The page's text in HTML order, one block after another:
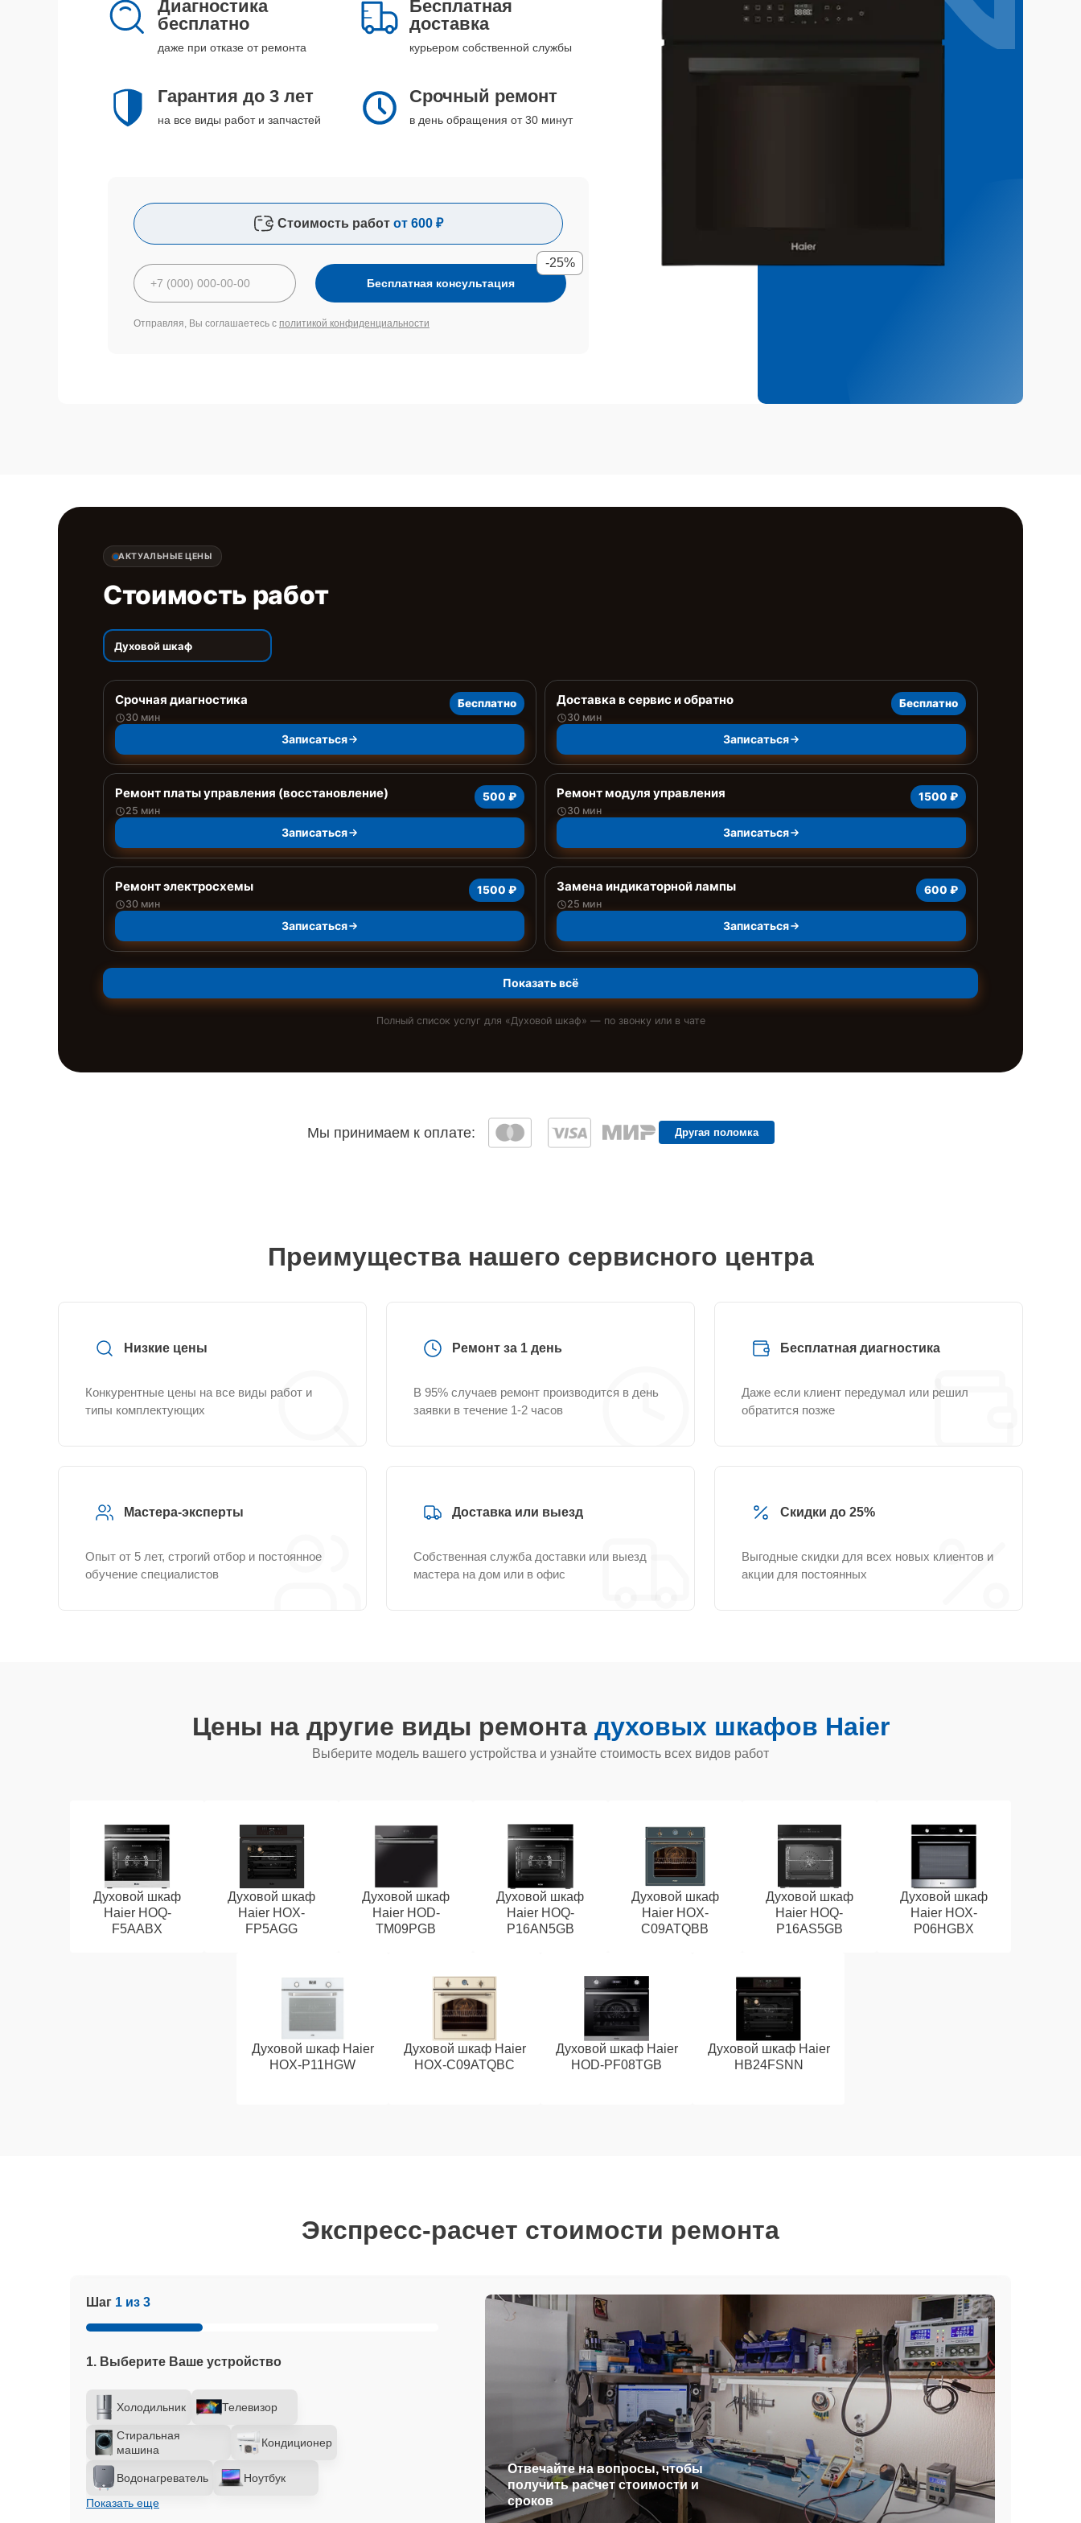
Диагностика
бесплатно
даже при отказе от ремонта
Бесплатная
доставка
курьером собственной службы
Гарантия до 3 лет
на все виды работ и запчастей
Срочный ремонт
в день обращения от 30 минут
Стоимость работ от 600 ₽
Бесплатная консультация
-25%
Отправляя, Вы соглашаетесь с политикой конфиденциальности
АКТУАЛЬНЫЕ ЦЕНЫ
Стоимость работ
Духовой шкаф
Срочная диагностика
30 мин
Бесплатно
Записаться
Доставка в сервис и обратно
30 мин
Бесплатно
Записаться
Ремонт платы управления (восстановление)
25 мин
500 ₽
Записаться
Ремонт модуля управления
30 мин
1500 ₽
Записаться
Ремонт электросхемы
30 мин
1500 ₽
Записаться
Замена индикаторной лампы
25 мин
600 ₽
Записаться
Показать всё
Полный список услуг для «Духовой шкаф» — по звонку или в чате
Мы принимаем к оплате: Другая поломка
Преимущества нашего сервисного центра
Низкие цены
Конкурентные цены на все виды работ и
типы комплектующих
Ремонт за 1 день
В 95% случаев ремонт производится в день
заявки в течение 1-2 часов
Бесплатная диагностика
Даже если клиент передумал или решил
обратится позже
Мастера-эксперты
Опыт от 5 лет, строгий отбор и постоянное
обучение специалистов
Доставка или выезд
Собственная служба доставки или выезд
мастера на дом или в офис
Скидки до 25%
Выгодные скидки для всех новых клиентов и
акции для постоянных
Цены на другие виды ремонта духовых шкафов Haier
Выберите модель вашего устройства и узнайте стоимость всех видов работ
Духовой шкаф
Haier HOQ-
F5AABX
Духовой шкаф
Haier HOX-
FP5AGG
Духовой шкаф
Haier HOD-
TM09PGB
Духовой шкаф
Haier HOQ-
P16AN5GB
Духовой шкаф
Haier HOX-
C09ATQBB
Духовой шкаф
Haier HOQ-
P16AS5GB
Духовой шкаф
Haier HOX-
P06HGBX
Духовой шкаф Haier
HOX-P11HGW
Духовой шкаф Haier
HOX-C09ATQBC
Духовой шкаф Haier
HOD-PF08TGB
Духовой шкаф Haier
HB24FSNN
Экспресс-расчет стоимости ремонта
Шаг 1 из 3
1. Выберите Ваше устройство
Холодильник Телевизор
Стиральная
машина
Кондиционер
Водонагреватель
Ноутбук
Показать еще
Отвечайте на вопросы, чтобы
получить расчет стоимости и
сроков